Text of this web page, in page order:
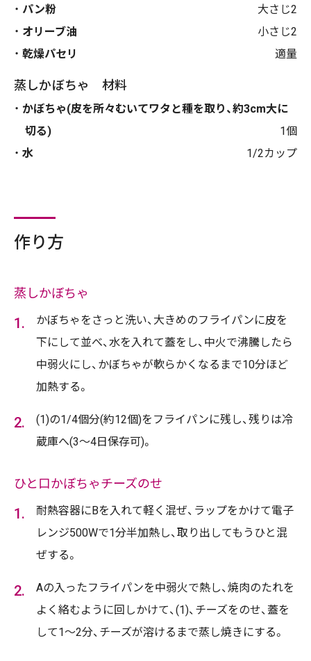
パン粉
大さじ2
オリーブ油
小さじ2
乾燥パセリ
適量
蒸しかぼちゃ 材料
かぼちゃ(皮を所々むいてワタと種を取り、約3cm大に
切る)
1個
水
1/2カップ
作り方
蒸しかぼちゃ
かぼちゃをさっと洗い、大きめのフライパンに皮を
下にして並べ、水を入れて蓋をし、中火で沸騰したら
中弱火にし、かぼちゃが軟らかくなるまで10分ほど
加熱する。
(1)の1/4個分(約12個)をフライパンに残し、残りは冷
蔵庫へ(3～4日保存可)。
ひと口かぼちゃチーズのせ
耐熱容器にBを入れて軽く混ぜ、ラップをかけて電子
レンジ500Wで1分半加熱し、取り出してもうひと混
ぜする。
Aの入ったフライパンを中弱火で熱し、焼肉のたれを
よく絡むように回しかけて、(1)、チーズをのせ、蓋を
して1〜2分、チーズが溶けるまで蒸し焼きにする。